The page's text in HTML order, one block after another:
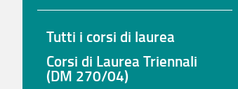
Tutti i corsi di laurea
Corsi di Laurea Triennali
(DM 270/04)